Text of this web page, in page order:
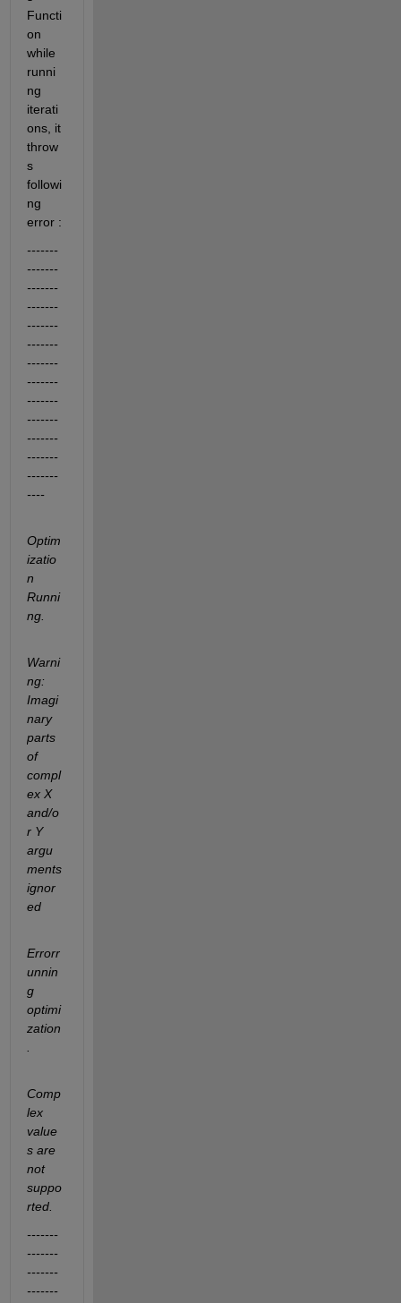
Functi
on
while
runni
ng
iterati
ons, it
throw
s
followi
ng
-------
-------
-------
-------
-------
-------
-------
-------
-------
-------
-------
-------
-------
----
Optim
izatio
n
Runni
ng.
Warni
ng:
Imagi
nary
parts
of
compl
ex X
and/o
r Y
argu
ments
ignor
ed
Errorr
unnin
g
optimi
zation
Comp
lex
value
s are
not
suppo
rted.
-------
-------
-------
-------